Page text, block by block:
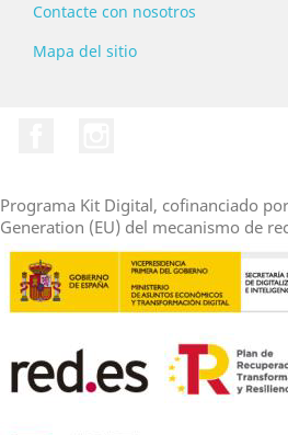
Contacte con nosotros
Mapa del sitio
Programa Kit Digital, cofinanciado
Generation (EU) del mecanismo de